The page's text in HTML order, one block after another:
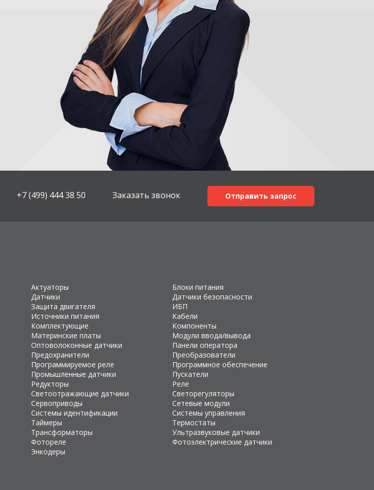
+7 (499) 444 38 50 Заказать звонок Отправить запрос
Актуаторы
Блоки питания
Датчики
Датчики безопасности
Защита двигателя
ИБП
Источники питания
Кабели
Комплектующие
Компоненты
Материнские платы
Модули ввода/вывода
Оптоволоконные датчики
Панели оператора
Предохранители
Преобразователи
Программируемое реле
Программное обеспечение
Промышленные датчики
Пускатели
Редукторы
Реле
Светоотражающие датчики
Светорегуляторы
Сервоприводы
Сетевые модули
Системы идентификации
Системы управления
Таймеры
Термостаты
Трансформаторы
Ультразвуковые датчики
Фотореле
Фотоэлектрические датчики
Энкодеры